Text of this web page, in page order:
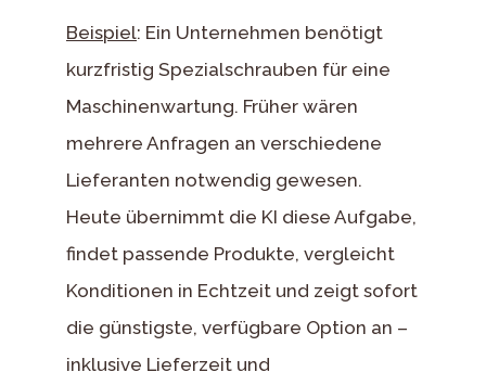
Beispiel: Ein Unternehmen benötigt
kurzfristig Spezialschrauben für eine
Maschinenwartung. Früher wären
mehrere Anfragen an verschiedene
Lieferanten notwendig gewesen.
Heute übernimmt die KI diese Aufgabe,
findet passende Produkte, vergleicht
Konditionen in Echtzeit und zeigt sofort
die günstigste, verfügbare Option an –
inklusive Lieferzeit und